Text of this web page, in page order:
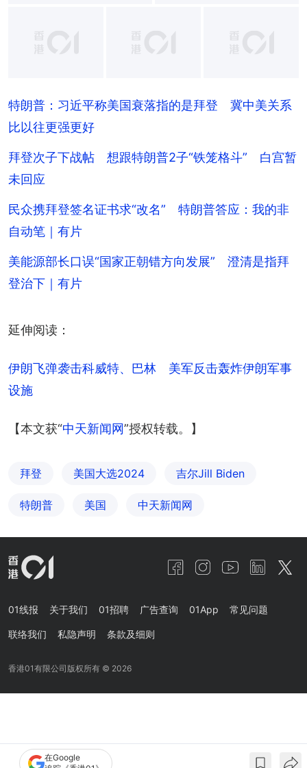
+5
特朗普：习近平称美国衰落指的是拜登 冀中美关系
比以往更强更好
拜登次子下战帖 想跟特朗普2子“铁笼格斗” 白宫暂
未回应
民众携拜登签名证书求“改名” 特朗普答应：我的非
自动笔｜有片
美能源部长口误“国家正朝错方向发展” 澄清是指拜
登治下｜有片
延伸阅读：
伊朗飞弹袭击科威特、巴林　美军反击轰炸伊朗军事
设施
【本文获“中天新闻网”授权转载。】
拜登 美国大选2024 吉尔Jill Biden
特朗普 美国 中天新闻网
在Google
01线报 关于我们 01招聘 广告查询 01App 常见问题
联络我们 私隐声明 条款及细则
香港01有限公司版权所有 © 2026